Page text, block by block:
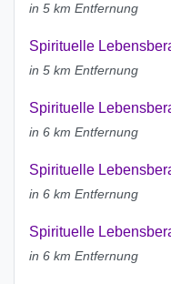
in 5 km Entfernung
Spirituelle
in 5 km Entfernung
Spirituelle
in 6 km Entfernung
Spirituelle
in 6 km Entfernung
Spirituelle
in 6 km Entfernung